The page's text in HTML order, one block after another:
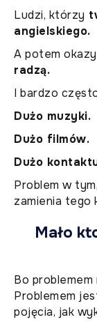
Ludzi, którzy
angielskiego.
A potem
radzą.
I bardzo
Dużo muzyki.
Dużo filmów.
Dużo
Problem w
zamienia tego
Mało
Bo
Problemem
pojęcia, jak